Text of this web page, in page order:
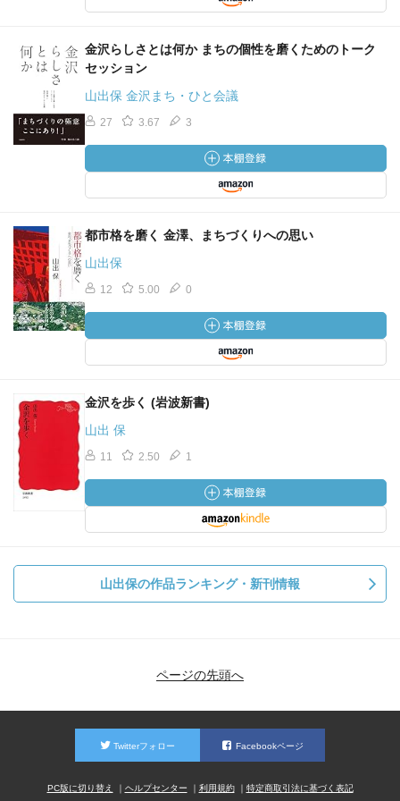
金沢らしさとは何か まちの個性を磨くためのトーク
セッション
山出保 金沢まち・ひと会議
27 3.67 3
都市格を磨く 金澤、まちづくりへの思い
山出保
12 5.00 0
金沢を歩く (岩波新書)
山出 保
11 2.50 1
山出保の作品ランキング・新刊情報
ページの先頭へ
Twitterフォロー Facebookページ
PC版に切り替え ヘルプセンター 利用規約 特定商取引法に基づく表記